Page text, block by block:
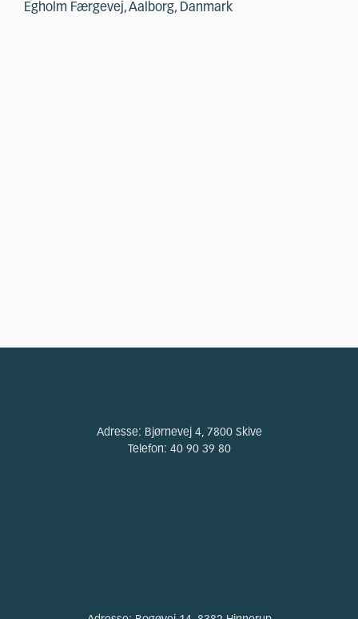
Egholm Færgevej, Aalborg, Danmark
Adresse: Bjørnevej 4, 7800 Skive
Telefon: 40 90 39 80